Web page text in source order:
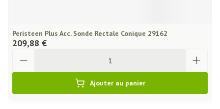
Peristeen Plus Acc. Sonde Rectale Conique 29162
209,88 €
Ajouter au panier